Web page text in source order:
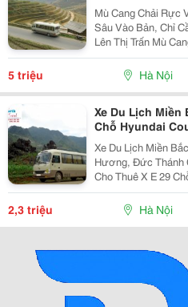
Mù Cang Chải Rực Vàng
Sâu Vào Bản, Chỉ
Lên Thị Trấn Mù
Thể Chiêm
Tầng Tầng, Lớp
5 triệu Hà Nội
Xe Du Lịch Miền
Chỗ Hyundai
Xe Du Lịch Miền
Hương, Đức Thánh C Ả Xe Du Lịch Miền Bắc
Cho Thuê X E 29
Hương &Ndash;
2,3 triệu Hà Nội